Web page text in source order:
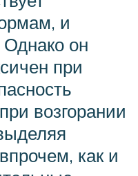
и
Однако он
при
возгорании
как и